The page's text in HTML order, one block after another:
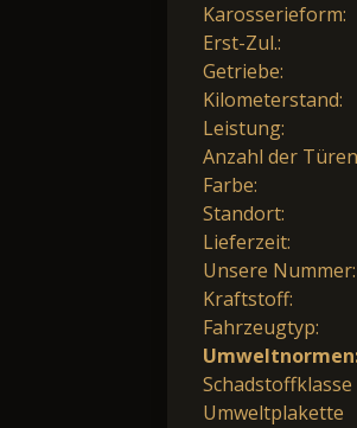
Karosserieform:
Erst-Zul.:
Getriebe:
Kilometerstand:
Leistung:
Anzahl der
Farbe:
Standort:
Lieferzeit:
Unsere Nummer:
Kraftstoff:
Fahrzeugtyp:
Schadstoffklasse
Umweltplakette